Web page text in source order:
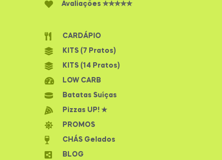
Avaliações ✮✮✮✮✮
CARDÁPIO
KITS (7 Pratos)
KITS (14 Pratos)
LOW CARB
Batatas Suíças
Pizzas UP! ★
PROMOS
CHÁS Gelados
BLOG